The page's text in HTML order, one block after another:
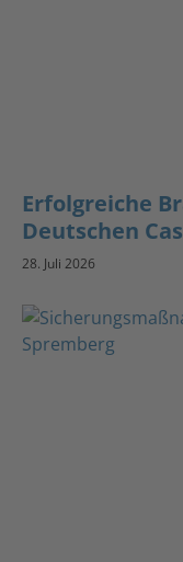
Erfolgreiche
Deutschen
28. Juli 2026